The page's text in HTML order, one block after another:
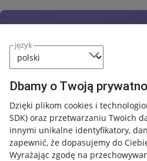
język
Dbamy o Twoją
Dzięki plikom cookies i
SDK) oraz przetwarzaniu Twoich
innymi unikalne identyfikatory,
zapewnić, że dopasujemy do
Wyrażając zgodę na